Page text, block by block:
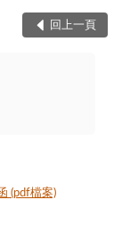
回上一頁
(pdf檔案)